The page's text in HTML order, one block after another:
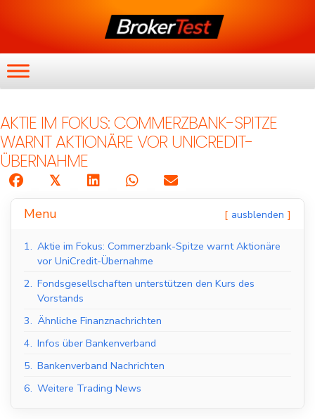
AKTIE IM FOKUS: COMMERZBANK-SPITZE
WARNT AKTIONÄRE VOR UNICREDIT-
ÜBERNAHME
𝕏
Menu ausblenden
1. Aktie im Fokus: Commerzbank-Spitze warnt Aktionäre
vor UniCredit-Übernahme
2. Fondsgesellschaften unterstützen den Kurs des
Vorstands
3. Ähnliche Finanznachrichten
4. Infos über Bankenverband
5. Bankenverband Nachrichten
6. Weitere Trading News